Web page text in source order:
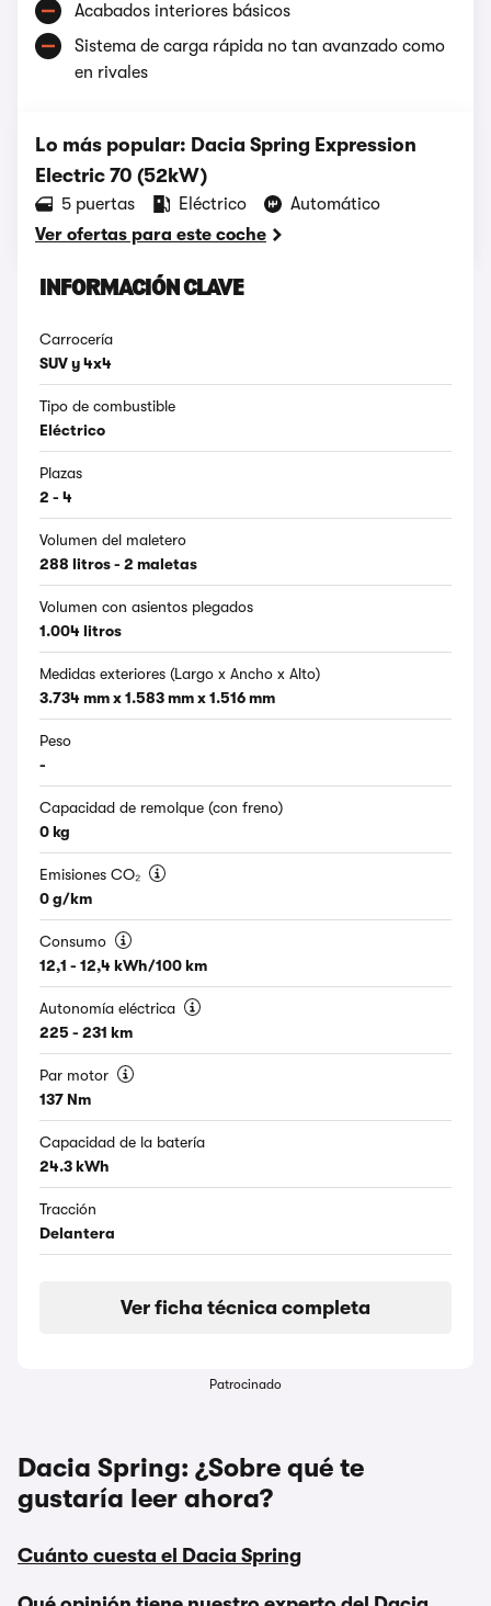
Acabados interiores básicos
Sistema de carga rápida no tan avanzado como
en rivales
Lo más popular: Dacia Spring Expression
Electric 70 (52kW)
5 puertas Eléctrico
Automático
Ver ofertas para este coche
INFORMACIÓN CLAVE
Carrocería
SUV y 4x4
Tipo de combustible
Eléctrico
Plazas
2 - 4
Volumen del maletero
288 litros - 2 maletas
Volumen con asientos plegados
1.004 litros
Medidas exteriores (Largo x Ancho x Alto)
3.734 mm x 1.583 mm x 1.516 mm
Peso
-
Capacidad de remolque (con freno)
0 kg
Emisiones CO₂
0 g/km
Consumo
12,1 - 12,4 kWh/100 km
Autonomía eléctrica
225 - 231 km
Par motor
137 Nm
Capacidad de la batería
24.3 kWh
Tracción
Delantera
Ver ficha técnica completa
Patrocinado
Dacia Spring: ¿Sobre qué te
gustaría leer ahora?
Cuánto cuesta el Dacia Spring